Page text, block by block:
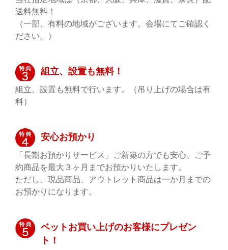
送料無料！
（一部、有料の地域がございます。会場にてご確認く
ださい。）
組立、設置も無料！
組立、設置も無料で行います。（吊り上げの場合は有
料）
安心お預かり
「長期お預かりサービス」ご新築の方でも安心、ご予
約商品を最大３ヶ月までお預かりいたします。
ただし、現品商品、アウトレット商品は一か月までの
お預かりになります。
ベットお買い上げのお客様にプレゼン
ト！